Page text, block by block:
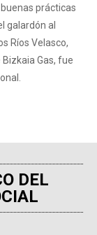
prácticas
galardón al
Ríos Velasco,
Gas, fue
DEL